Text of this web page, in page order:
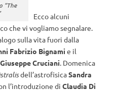
“The
Ecco alcuni
che vi vogliamo segnalare.
sulla vita fuori dalla
Fabrizio Bignami e il
Giuseppe Cruciani. Domenica
dell’astrofisicaSandra
l’introduzione di Claudia Di